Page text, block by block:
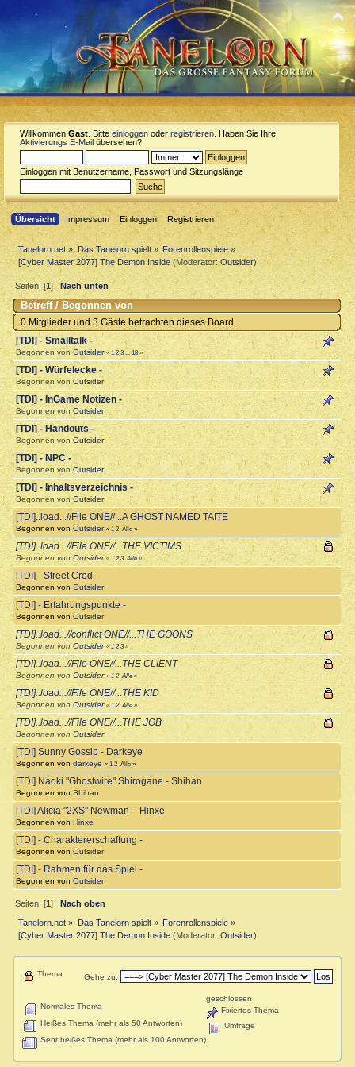
Willkommen Gast . Bitte einloggen oder registrieren . Haben Sie Ihre
Aktivierungs E-Mail übersehen?
Einloggen mit Benutzername, Passwort und Sitzungslänge
Übersicht Impressum Einloggen Registrieren
Tanelorn.net » Das Tanelorn spielt» Forenrollenspiele»
[Cyber Master 2077] The Demon Inside (Moderator:Outsider)
Seiten: [1]Nach unten
Betreff/ Begonnen von
0 Mitglieder und 3 Gäste betrachten dieses Board.
[TDI] - Smalltalk -
Begonnen vonOutsider «1 2 3 ...18»
[TDI] - Würfelecke -
Begonnen vonOutsider
[TDI] - InGame Notizen -
Begonnen vonOutsider
[TDI] - Handouts -
Begonnen vonOutsider
[TDI] - NPC -
Begonnen vonOutsider
[TDI] - Inhaltsverzeichnis -
Begonnen vonOutsider
[TDI]..load...//File ONE//...A GHOST NAMED TAITE
Begonnen vonOutsider «1 2 Alle »
[TDI]..load...//File ONE//...THE VICTIMS
Begonnen vonOutsider «1 2 3 Alle»
[TDI] - Street Cred -
Begonnen vonOutsider
[TDI] - Erfahrungspunkte -
Begonnen vonOutsider
[TDI]..load...//conflict ONE//...THE GOONS
Begonnen vonOutsider «1 2 3»
[TDI]..load...//File ONE//...THE CLIENT
Begonnen vonOutsider «1 2 Alle»
[TDI]..load...//File ONE//...THE KID
Begonnen vonOutsider «1 2 Alle»
[TDI]..load...//File ONE//...THE JOB
Begonnen vonOutsider
[TDI] Sunny Gossip - Darkeye
Begonnen vondarkeye «1 2 Alle »
[TDI] Naoki "Ghostwire" Shirogane - Shihan
Begonnen vonShihan
[TDI] Alicia "2XS" Newman – Hinxe
Begonnen von Hinxe
[TDI] - Charaktererschaffung -
Begonnen vonOutsider
[TDI] - Rahmen für das Spiel -
Begonnen vonOutsider
Seiten: [1]
Nach oben
Tanelorn.net » Das Tanelorn spielt» Forenrollenspiele »
[Cyber Master 2077] The Demon Inside (Moderator:Outsider)
Gehe zu:
Normales Thema
Heißes Thema (mehr als 50 Antworten)
Sehr heißes Thema (mehr als 100 Antworten)
Thema
geschlossen
Fixiertes Thema
Umfrage